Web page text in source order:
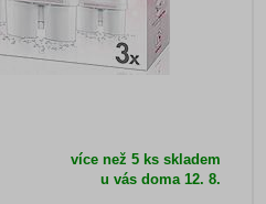
více než 5 ks skladem
u vás doma12. 8.